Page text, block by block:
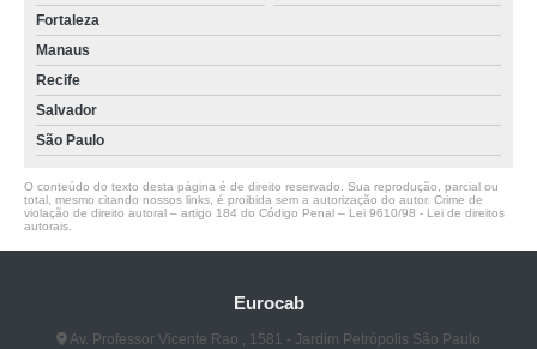
Fortaleza
Manaus
Recife
Salvador
São Paulo
O conteúdo do texto desta página é de direito reservado. Sua reprodução, parcial ou
total, mesmo citando nossos links, é proibida sem a autorização do autor. Crime de
violação de direito autoral – artigo 184 do Código Penal – Lei 9610/98 - Lei de direitos
autorais
Eurocab
Av. Professor Vicente Rao , 1581 - Jardim Petrópolis São Paulo